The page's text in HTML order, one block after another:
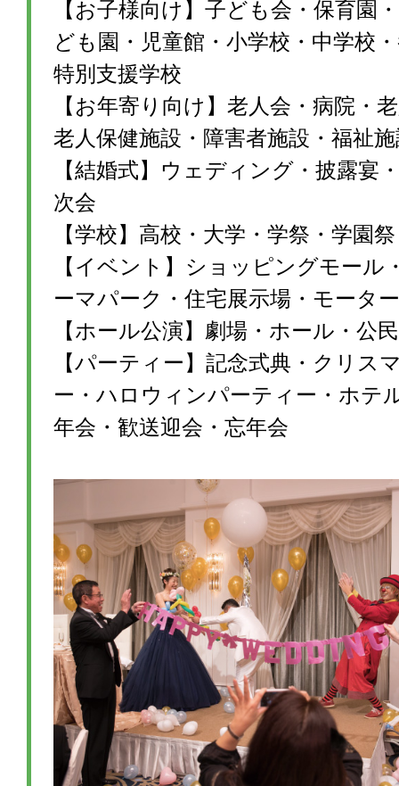
【お子様向け】子ども会・保育園
ども園・児童館・小学校・中学校
特別支援学校
【お年寄り向け】老人会・病院・
老人保健施設・障害者施設・福祉
【結婚式】ウェディング・披露宴
次会
【学校】高校・大学・学祭・学園
【イベント】ショッピングモール
ーマパーク・住宅展示場・モータ
【ホール公演】劇場・ホール・公
【パーティー】記念式典・クリス
ー・ハロウィンパーティー・ホテ
年会・歓送迎会・忘年会